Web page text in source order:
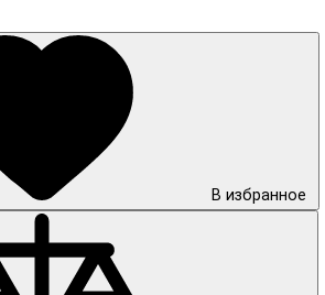
В избранное